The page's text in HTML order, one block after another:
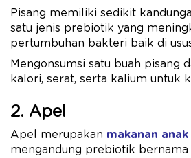
Pisang memiliki sedikit
satu jenis prebiotik yang
pertumbuhan bakteri baik di
Mengonsumsi satu buah pisang
kalori, serat, serta kalium untuk
2. Apel
Apel merupakan makanan anak
mengandung prebiotik bernama